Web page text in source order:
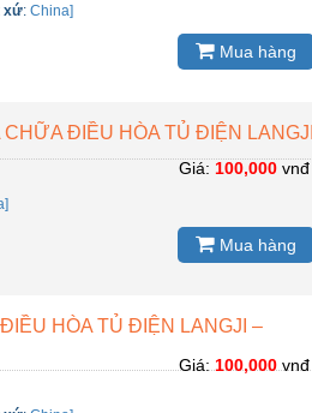
xứ:China]
Mua hàng
ĐIỀU HÒA TỦ ĐIỆN LANGJI
Giá: 100,000vnđ
Mua hàng
HÒA TỦ ĐIỆN LANGJI –
Giá: 100,000vnđ